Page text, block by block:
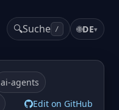
🔍Suche / 🌐DE▾
ai-agents
Edit on GitHub